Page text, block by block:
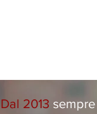
Dal 2013